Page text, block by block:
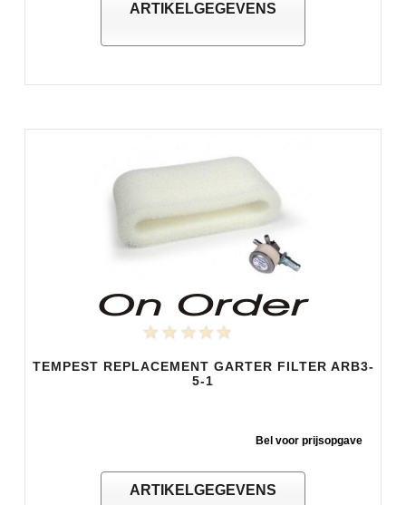
ARTIKELGEGEVENS
TEMPEST REPLACEMENT GARTER FILTER ARB3-
5-1
Bel voor prijsopgave
ARTIKELGEGEVENS